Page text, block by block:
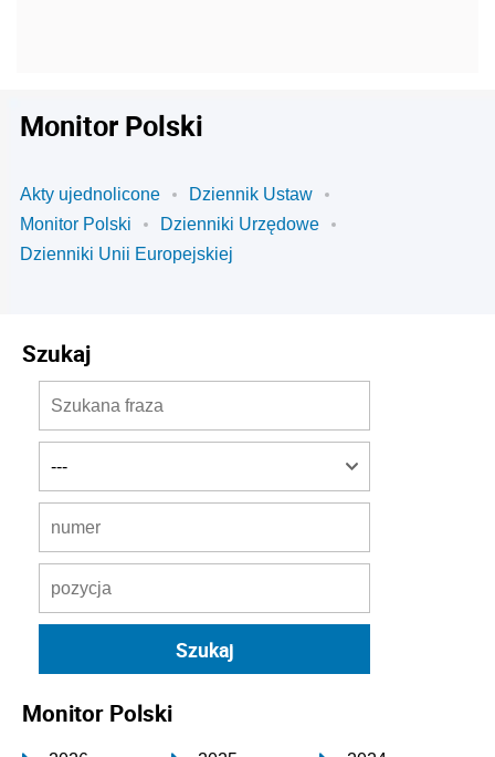
Monitor Polski
Akty ujednolicone
Dziennik Ustaw
Monitor Polski
Dzienniki Urzędowe
Dzienniki Unii Europejskiej
Szukaj
Monitor Polski